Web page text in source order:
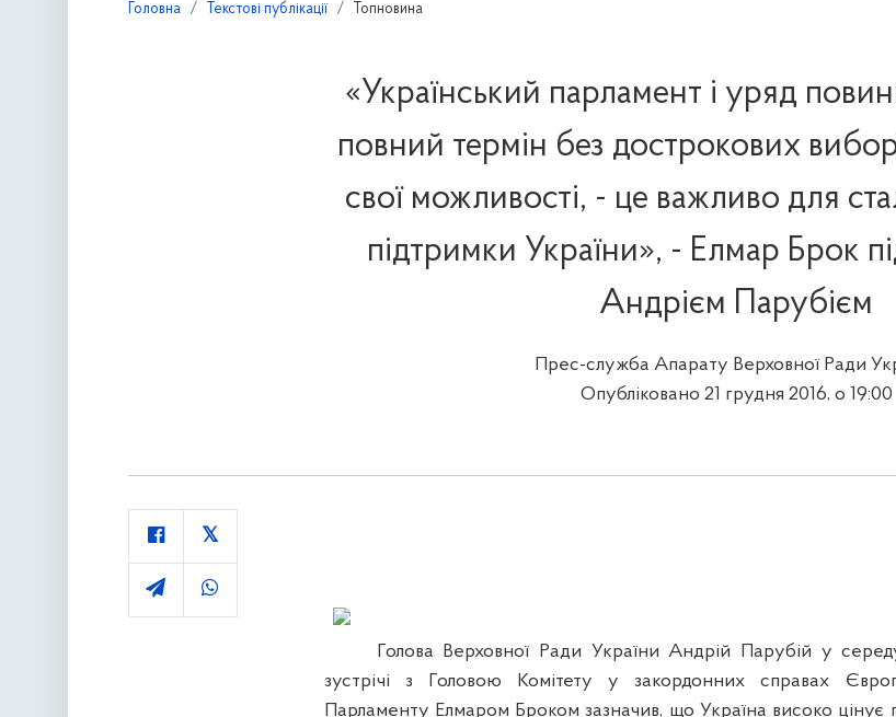
Головна Текстові публікації Топновина
«Український парламент і уряд
повний термін без дострокових
свої можливості, - це важливо для
підтримки України», - Елмар Брок
Андрієм Парубієм
Прес-служба Апарату Верховної Ради
Опубліковано 21 грудня 2016, о 19:00
Голова Верховної Ради України Андрій Парубій у
зустрічі з Головою Комітету у закордонних справах
Парламенту Елмаром Броком зазначив, що Україна високо цінує